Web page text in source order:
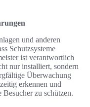
und anderen
Schutzsysteme
ist verantwortlich
nur installiert, sondern
Überwachung
erkennen und
zu schützen.